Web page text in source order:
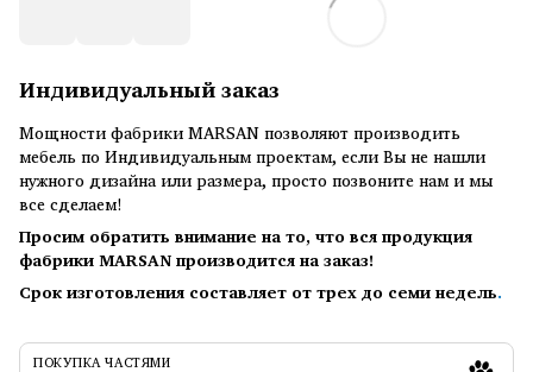
Индивидуальный заказ
Мощности фабрики MARSAN позволяют производить
мебель по Индивидуальным проектам, если Вы не нашли
нужного дизайна или размера, просто позвоните нам и мы
все сделаем!
Просим обратить внимание на то, что вся продукция
фабрики MARSAN производится на заказ!
Срок изготовления составляет от трех до семи недель.
ПОКУПКА ЧАСТЯМИ